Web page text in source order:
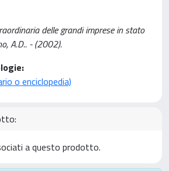
delle grandi imprese in stato
A.D.. - (2002).
o enciclopedia)
a questo prodotto.